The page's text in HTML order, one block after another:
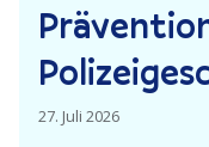
t
e
n
i
b
l27. Juli 2026